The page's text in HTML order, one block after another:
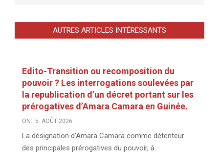
AUTRES ARTICLES INTÉRESSANTS
Edito-Transition ou recomposition du
pouvoir ? Les interrogations soulevées par
la republication d’un décret portant sur les
prérogatives d’Amara Camara en Guinée.
ON: 5. AOÛT 2026
La désignation d’Amara Camara comme détenteur
des principales prérogatives du pouvoir, à